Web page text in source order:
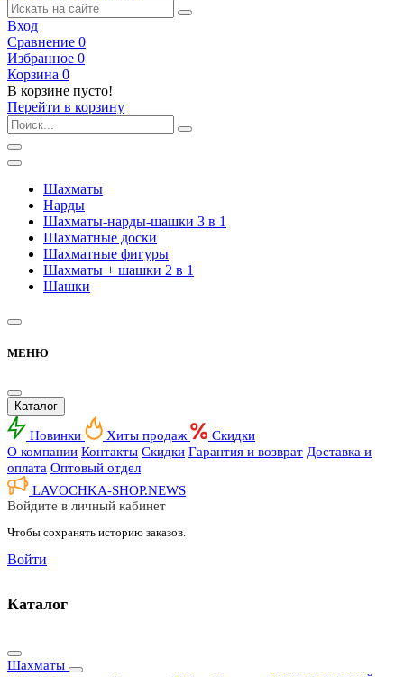
Вход
Сравнение 0
Избранное 0
Корзина 0
В корзине пусто!
Перейти в корзину
Шахматы
Нарды
Шахматы-нарды-шашки 3 в 1
Шахматные доски
Шахматные фигуры
Шахматы + шашки 2 в 1
Шашки
МЕНЮ
Каталог
Новинки Хиты продаж
Скидки
О компании Контакты Скидки Гарантия и возврат Доставка и
оплата Оптовый отдел
LAVOCHKA-SHOP.NEWS
Войдите в личный кабинет
Чтобы сохранять историю заказов.
Войти
Каталог
Шахматы